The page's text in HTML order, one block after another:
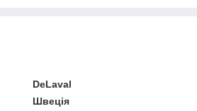
DeLaval
Швеція